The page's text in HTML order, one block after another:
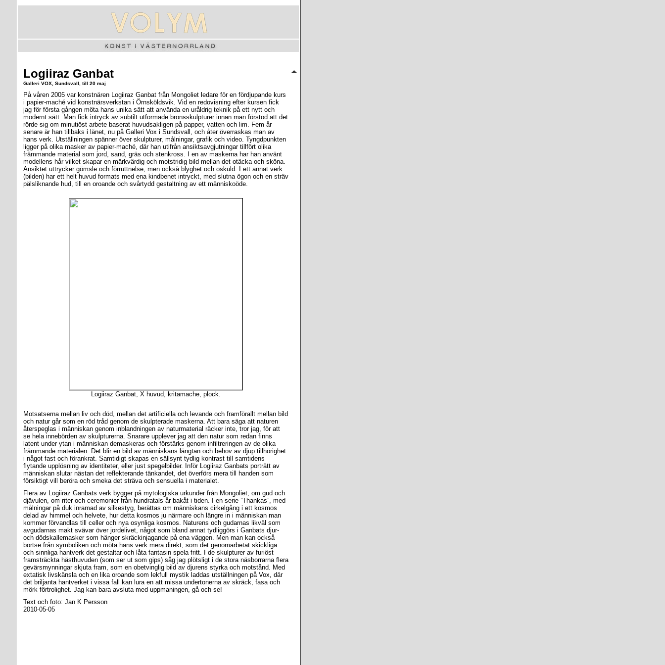
Logiiraz Ganbat
Galleri VOX, Sundsvall, till 20 maj
På våren 2005 var konstnären Logiiraz Ganbat från Mongoliet ledare för en fördjupande kurs
i papier-maché vid konstnärsverkstan i Örnsköldsvik. Vid en redovisning efter kursen fick
jag för första gången möta hans unika sätt att använda en uråldrig teknik på ett nytt och
modernt sätt. Man fick intryck av subtilt utformade bronsskulpturer innan man förstod att det
rörde sig om minutiöst arbete baserat huvudsakligen på papper, vatten och lim. Fem år
senare är han tillbaks i länet, nu på Galleri Vox i Sundsvall, och åter överraskas man av
hans verk. Utställningen spänner över skulpturer, målningar, grafik och video. Tyngdpunkten
ligger på olika masker av papier-maché, där han utifrån ansiktsavgjutningar tillfört olika
främmande material som jord, sand, gräs och stenkross. I en av maskerna har han använt
modellens hår vilket skapar en märkvärdig och motstridig bild mellan det otäcka och sköna.
Ansiktet uttrycker gömsle och förruttnelse, men också blyghet och oskuld. I ett annat verk
(bilden) har ett helt huvud formats med ena kindbenet intryckt, med slutna ögon och en sträv
pälsliknande hud, till en oroande och svårtydd gestaltning av ett människoöde.
Logiiraz Ganbat, X huvud, kritamache, plock.
Motsatserna mellan liv och död, mellan det artificiella och levande och framförallt mellan bild
och natur går som en röd tråd genom de skulpterade maskerna. Att bara säga att naturen
återspeglas i människan genom inblandningen av naturmaterial räcker inte, tror jag, för att
se hela innebörden av skulpturerna. Snarare upplever jag att den natur som redan finns
latent under ytan i människan demaskeras och förstärks genom infiltreringen av de olika
främmande materialen. Det blir en bild av människans längtan och behov av djup tillhörighet
i något fast och förankrat. Samtidigt skapas en sällsynt tydlig kontrast till samtidens
flytande upplösning av identiteter, eller just spegelbilder. Inför Logiiraz Ganbats porträtt av
människan slutar nästan det reflekterande tänkandet, det överförs mera till handen som
försiktigt vill beröra och smeka det sträva och sensuella i materialet.
Flera av Logiiraz Ganbats verk bygger på mytologiska urkunder från Mongoliet, om gud och
djävulen, om riter och ceremonier från hundratals år bakåt i tiden. I en serie ”Thankas”, med
målningar på duk inramad av silkestyg, berättas om människans cirkelgång i ett kosmos
delad av himmel och helvete, hur detta kosmos ju närmare och längre in i människan man
kommer förvandlas till celler och nya osynliga kosmos. Naturens och gudarnas likväl som
avgudarnas makt svävar över jordelivet, något som bland annat tydliggörs i Ganbats djur-
och dödskallemasker som hänger skräckinjagande på ena väggen. Men man kan också
bortse från symboliken och möta hans verk mera direkt, som det genomarbetat skickliga
och sinnliga hantverk det gestaltar och låta fantasin spela fritt. I de skulpturer av furiöst
framsträckta hästhuvuden (som ser ut som gips) såg jag plötsligt i de stora näsborrarna flera
gevärsmynningar skjuta fram, som en obetvinglig bild av djurens styrka och motstånd. Med
extatisk livskänsla och en lika oroande som lekfull mystik laddas utställningen på Vox, där
det briljanta hantverket i vissa fall kan lura en att missa undertonerna av skräck, fasa och
mörk förtrolighet. Jag kan bara avsluta med uppmaningen, gå och se!
Text och foto: Jan K Persson
2010-05-05